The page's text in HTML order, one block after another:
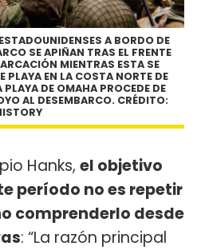
A BORDO DE
SE APIÑAN TRAS EL FRENTE
MIENTRAS ESTA SE
PLAYA EN LA COSTA NORTE DE
DE OMAHA PROCEDE DE
AL DESEMBARCO. CRÉDITO:
Hanks, el objetivo
período no es repetir
comprenderlo desde
: “La razón principal